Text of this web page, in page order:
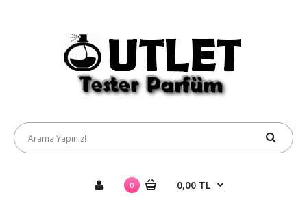
0 0,00 TL